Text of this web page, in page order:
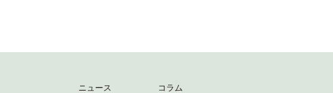
ニュース コラム